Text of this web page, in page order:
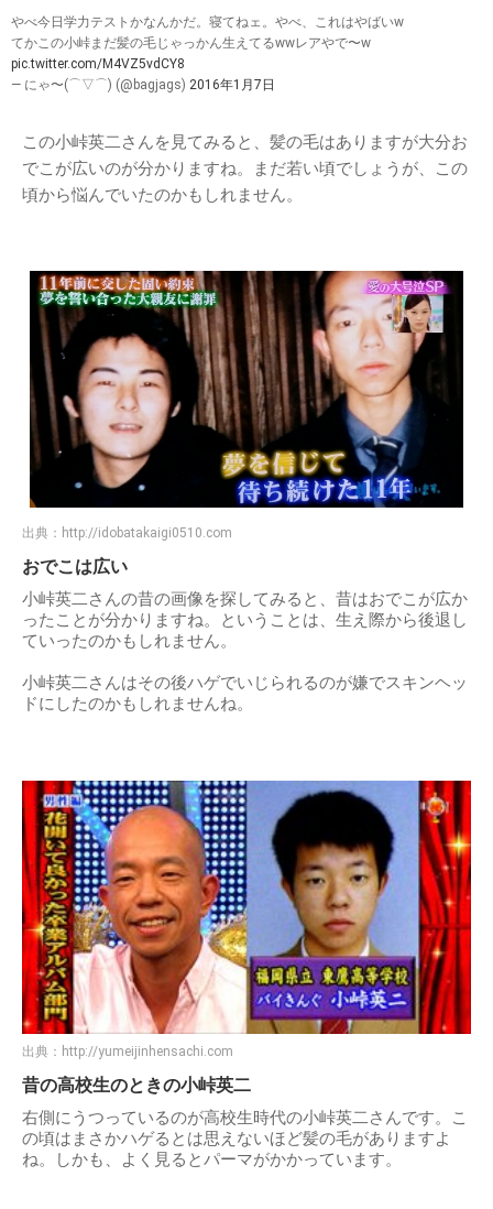
やべ今日学力テストかなんかだ。寝てねェ。やべ、これはやばいw
てかこの小峠まだ髪の毛じゃっかん生えてるwwレアやで〜w
pic.twitter.com/M4VZ5vdCY8
— にゃ〜(⌒▽⌒) (@bagjags) 2016年1月7日
この小峠英二さんを見てみると、髪の毛はありますが大分お
でこが広いのが分かりますね。まだ若い頃でしょうが、この
頃から悩んでいたのかもしれません。
出典： http://idobatakaigi0510.com
おでこは広い
小峠英二さんの昔の画像を探してみると、昔はおでこが広か
ったことが分かりますね。ということは、生え際から後退し
ていったのかもしれません。
小峠英二さんはその後ハゲでいじられるのが嫌でスキンヘッ
ドにしたのかもしれませんね。
出典： http://yumeijinhensachi.com
昔の高校生のときの小峠英二
右側にうつっているのが高校生時代の小峠英二さんです。こ
の頃はまさかハゲるとは思えないほど髪の毛がありますよ
ね。しかも、よく見るとパーマがかかっています。